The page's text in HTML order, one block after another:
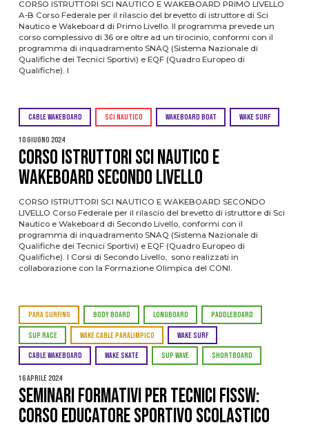
CORSO ISTRUTTORI SCI NAUTICO E WAKEBOARD PRIMO LIVELLO
A-B Corso Federale per il rilascio del brevetto di istruttore di Sci
Nautico e Wakeboard di Primo Livello. Il programma prevede un
corso complessivo di 36 ore oltre ad un tirocinio, conformi con il
programma di inquadramento SNAQ (Sistema Nazionale di
Qualifiche dei Tecnici Sportivi) e EQF (Quadro Europeo di
Qualifiche). I
CABLE WAKEBOARD SCI NAUTICO WAKEBOARD BOAT WAKE SURF
10 Giugno 2024
CORSO ISTRUTTORI SCI NAUTICO E
WAKEBOARD SECONDO LIVELLO
CORSO ISTRUTTORI SCI NAUTICO E WAKEBOARD SECONDO
LIVELLO Corso Federale per il rilascio del brevetto di istruttore di Sci
Nautico e Wakeboard di Secondo Livello, conformi con il
programma di inquadramento SNAQ (Sistema Nazionale di
Qualifiche dei Tecnici Sportivi) e EQF (Quadro Europeo di
Qualifiche). I Corsi di Secondo Livello, sono realizzati in
collaborazione con la Formazione Olimpica del CONI.
PARA SURFING BODY BOARD LONGBOARD PADDLEBOARD
SUP RACE WAKE CABLE PARALIMPICO WAKE SURF
CABLE WAKEBOARD WAKE SKATE SUP WAVE SHORTBOARD
16 Aprile 2024
Seminari Formativi per Tecnici FISSW:
Corso Educatore Sportivo Scolastico